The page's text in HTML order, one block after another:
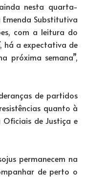
nesta quarta-
Substitutiva
com a leitura do
há a expectativa de
próxima semana”,
de partidos
quanto à
de Justiça e
permanecem na
de perto o